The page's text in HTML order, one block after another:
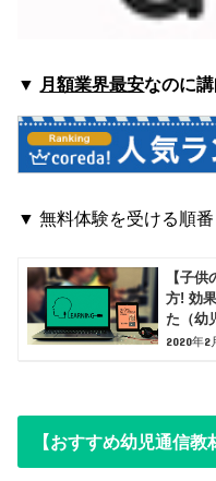
▼ 月額業界最安なのに
▼無料体験を受ける順
【子
方! 効
た（幼
2020年2
【おすすめ幼児通信教